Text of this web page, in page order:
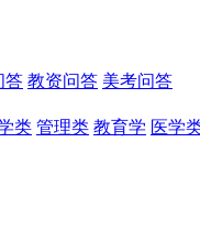
答 教资问答 美考问答
类 管理类 教育学 医学